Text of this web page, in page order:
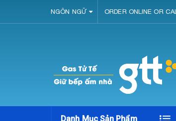
NGÔN NGỮ ORDER ONLINE OR
Danh Mục Sản Phẩm